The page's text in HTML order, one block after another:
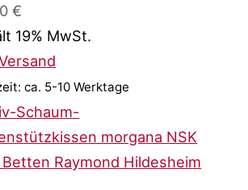
€
19% MwSt.
ca. 5-10 Werktage